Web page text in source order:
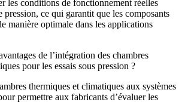
les conditions de fonctionnement réelles
pression, ce qui garantit que les composants
manière optimale dans les applications
de l’intégration des chambres
pour les essais sous pression ?
thermiques et climatiques aux systèmes
permettre aux fabricants d’évaluer les